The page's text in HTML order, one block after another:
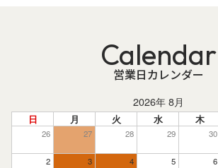
Calendar
営業日カレンダー
2026年 8月
日 月 火 水 木
26 27 28 29 30
2 3 4 5 6